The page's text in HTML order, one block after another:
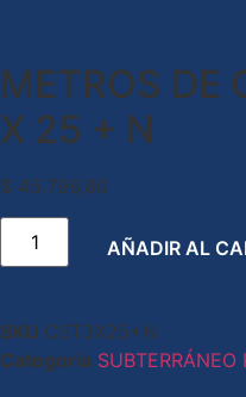
METROS DE
X 25 + N
$ 45.796,80
AÑADIR AL
SKU CST3X25+N
Categoría SUBTERRÁNEO